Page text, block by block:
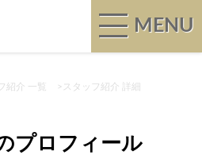
MENU
紹介 一覧 > スタッフ紹介 詳細
プロフィール